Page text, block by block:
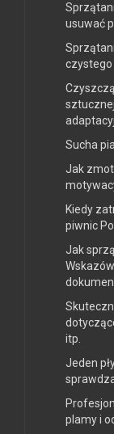
usuwać
czystego
Sucha
Jak
Kiedy
piwnic
Jak
itp.
Jeden
plamy i